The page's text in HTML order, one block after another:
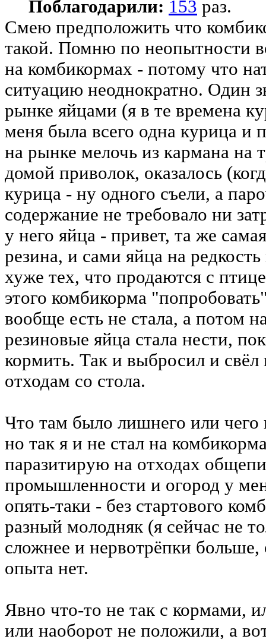
Поблагодарили: 153 раз.
Смею предположить что
такой. Помню по неопытности
на комбикормах - потому что
ситуацию неоднократно. Один
рынке яйцами (я в те времена
меня была всего одна курица и
на рынке мелочь из кармана на
домой приволок, оказалось
курица - ну одного съели, а
содержание не требовало ни
у него яйца - привет, та же
резина, и сами яйца на
хуже тех, что продаются с
этого комбикорма
вообще есть не стала, а потом
резиновые яйца стала нести,
кормить. Так и выбросил и свёл
отходам со стола.
Что там было лишнего или чего
но так я и не стал на
паразитирую на отходах
промышленности и огород у
опять-таки - без стартового
разный молодняк (я сейчас не
сложнее и нервотрёпки больше,
опыта нет.
Явно что-то не так с кормами,
или наоборот не положили, а